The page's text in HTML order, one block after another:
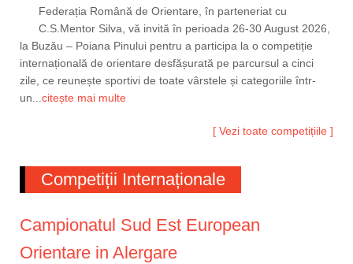
Federația Română de Orientare, în parteneriat cu
C.S.Mentor Silva, vă invită în perioada 26-30 August 2026,
la Buzău – Poiana Pinului pentru a participa la o competiție
internațională de orientare desfășurată pe parcursul a cinci
zile, ce reunește sportivi de toate vârstele și categoriile într-
un...citește mai multe
[ Vezi toate competițiile ]
Competiții Internaționale
Campionatul Sud Est European
Orientare in Alergare